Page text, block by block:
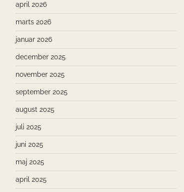
april 2026
marts 2026
januar 2026
december 2025
november 2025
september 2025
august 2025
juli 2025
juni 2025
maj 2025
april 2025